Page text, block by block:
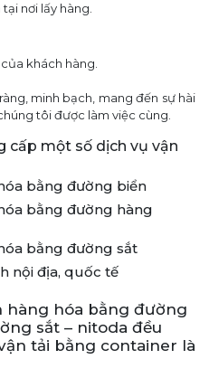
nơi lấy hàng.
khách hàng.
minh bạch, mang đến sự hài
tôi được làm việc cùng.
cấp một số dịch vụ vận
bằng đường biển
bằng đường hàng
bằng đường sắt
nội địa, quốc tế
hàng hóa bằng đường
sắt – nitoda đều
tải bằng container là